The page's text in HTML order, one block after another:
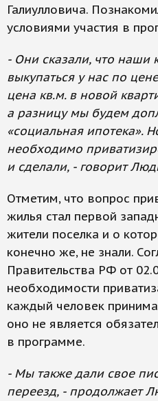
Галиулловича.
условиями участия в
- Они сказали, что наши
выкупаться у нас по
цена кв.м. в новой
а разницу мы будем
«социальная ипотека».
необходимо
и сделали, - говорит
Отметим, что вопрос
жилья стал первой
жители поселка и о
конечно же, не знали.
Правительства РФ от
необходимости
каждый человек
оно не является
в программе.
- Мы также дали свое
переезд, - продолжает